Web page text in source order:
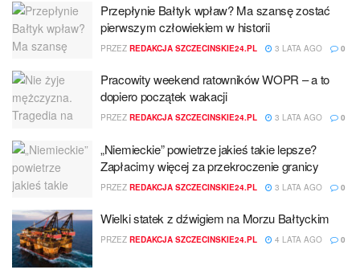
Przepłynie Bałtyk wpław? Ma szansę zostać
pierwszym człowiekiem w historii
PRZEZ REDAKCJA SZCZECINSKIE24.PL 3 LATA AGO 0
Pracowity weekend ratowników WOPR – a to
dopiero początek wakacji
PRZEZ REDAKCJA SZCZECINSKIE24.PL 3 LATA AGO 0
„Niemieckie” powietrze jakieś takie lepsze?
Zapłacimy więcej za przekroczenie granicy
PRZEZ REDAKCJA SZCZECINSKIE24.PL 3 LATA AGO 0
Wielki statek z dźwigiem na Morzu Bałtyckim
PRZEZ REDAKCJA SZCZECINSKIE24.PL 4 LATA AGO 0